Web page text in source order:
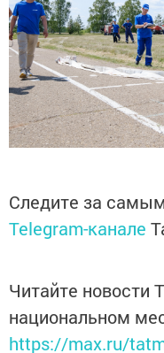
Следите за
Telegram-канале
Читайте новости
национальном
https://max.ru/